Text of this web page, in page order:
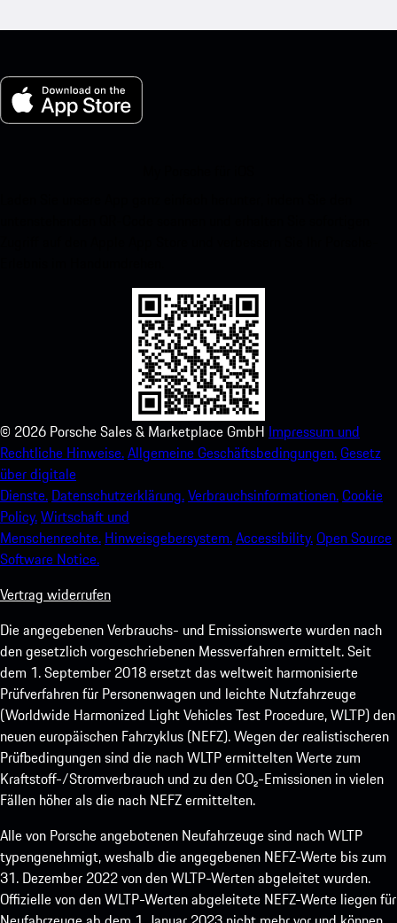
© 2026 Porsche Sales & Marketplace GmbH Impressum und
Rechtliche Hinweise.Allgemeine Geschäftsbedingungen.Gesetz
über digitale
Dienste. Datenschutzerklärung.Verbrauchsinformationen.Cookie
Policy.Wirtschaft und
Menschenrechte. Hinweisgebersystem.Accessibility.Open Source
Software Notice.
Vertrag widerrufen
Die angegebenen Verbrauchs- und Emissionswerte wurden nach
den gesetzlich vorgeschriebenen Messverfahren ermittelt. Seit
dem 1. September 2018 ersetzt das weltweit harmonisierte
Prüfverfahren für Personenwagen und leichte Nutzfahrzeuge
(Worldwide Harmonized Light Vehicles Test Procedure, WLTP) den
neuen europäischen Fahrzyklus (NEFZ). Wegen der realistischeren
Prüfbedingungen sind die nach WLTP ermittelten Werte zum
Kraftstoff-/Stromverbrauch und zu den CO₂-Emissionen in vielen
Fällen höher als die nach NEFZ ermittelten.
Alle von Porsche angebotenen Neufahrzeuge sind nach WLTP
typengenehmigt, weshalb die angegebenen NEFZ-Werte bis zum
31. Dezember 2022 von den WLTP-Werten abgeleitet wurden.
Offizielle von den WLTP-Werten abgeleitete NEFZ-Werte liegen für